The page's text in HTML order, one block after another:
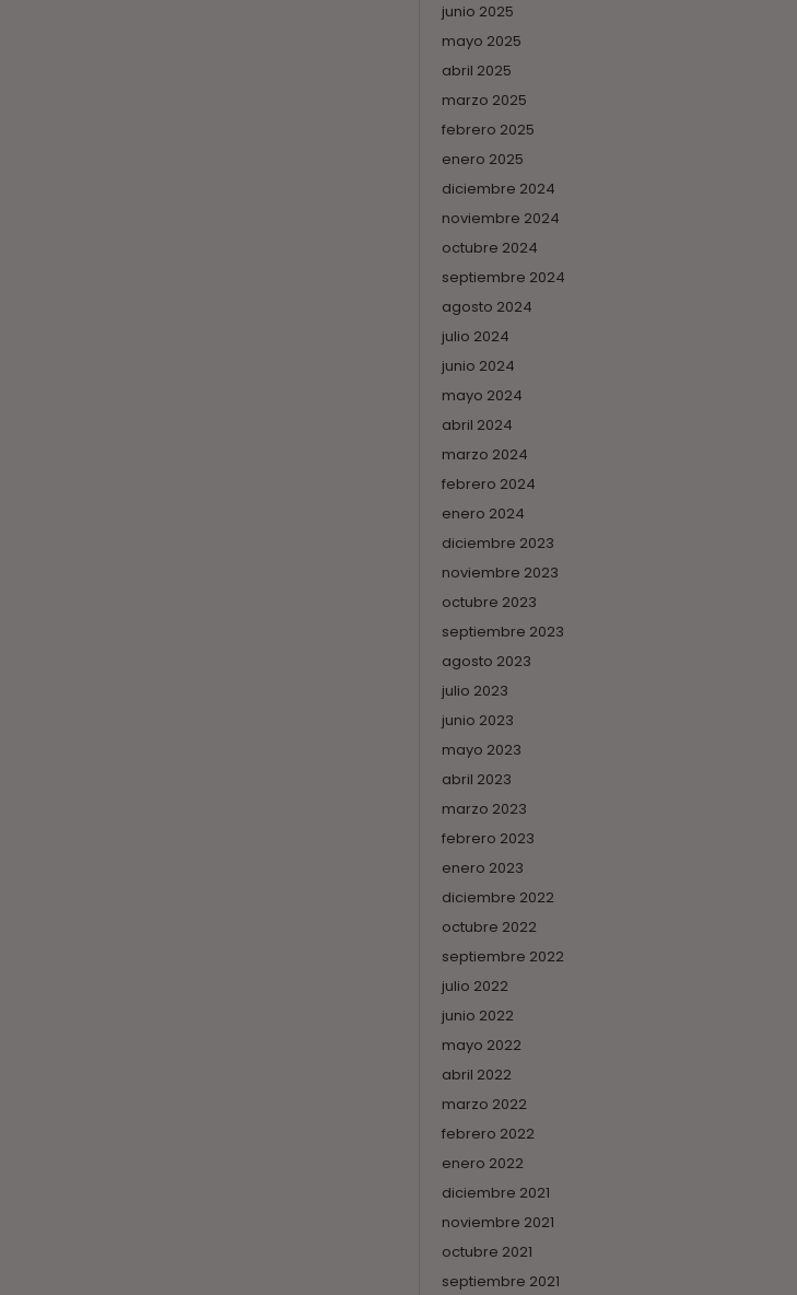
junio 2025
mayo 2025
abril 2025
marzo 2025
febrero 2025
enero 2025
diciembre 2024
noviembre 2024
octubre 2024
septiembre 2024
agosto 2024
julio 2024
junio 2024
mayo 2024
abril 2024
marzo 2024
febrero 2024
enero 2024
diciembre 2023
noviembre 2023
octubre 2023
septiembre 2023
agosto 2023
julio 2023
junio 2023
mayo 2023
abril 2023
marzo 2023
febrero 2023
enero 2023
diciembre 2022
octubre 2022
septiembre 2022
julio 2022
junio 2022
mayo 2022
abril 2022
marzo 2022
febrero 2022
enero 2022
diciembre 2021
noviembre 2021
octubre 2021
septiembre 2021